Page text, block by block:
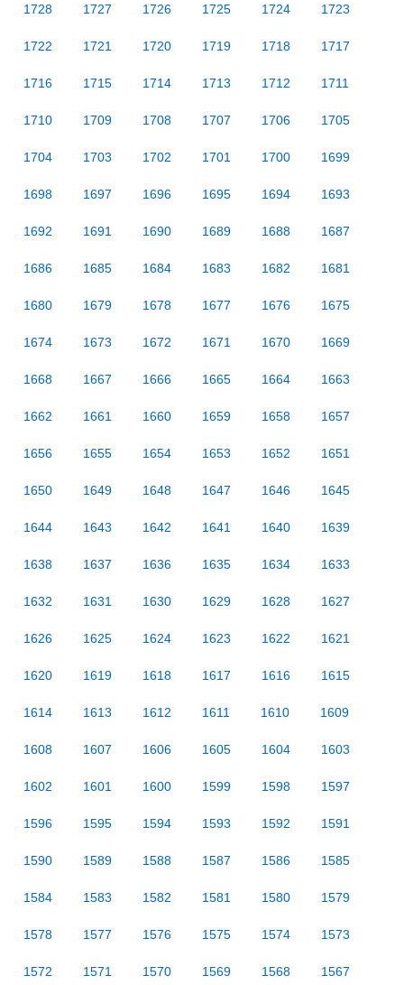
1728 1727 1726 1725 1724 1723
1722 1721 1720 1719 1718 1717
1716 1715 1714 1713 1712 1711
1710 1709 1708 1707 1706 1705
1704 1703 1702 1701 1700 1699
1698 1697 1696 1695 1694 1693
1692 1691 1690 1689 1688 1687
1686 1685 1684 1683 1682 1681
1680 1679 1678 1677 1676 1675
1674 1673 1672 1671 1670 1669
1668 1667 1666 1665 1664 1663
1662 1661 1660 1659 1658 1657
1656 1655 1654 1653 1652 1651
1650 1649 1648 1647 1646 1645
1644 1643 1642 1641 1640 1639
1638 1637 1636 1635 1634 1633
1632 1631 1630 1629 1628 1627
1626 1625 1624 1623 1622 1621
1620 1619 1618 1617 1616 1615
1614 1613 1612 1611 1610 1609
1608 1607 1606 1605 1604 1603
1602 1601 1600 1599 1598 1597
1596 1595 1594 1593 1592 1591
1590 1589 1588 1587 1586 1585
1584 1583 1582 1581 1580 1579
1578 1577 1576 1575 1574 1573
1572 1571 1570 1569 1568 1567